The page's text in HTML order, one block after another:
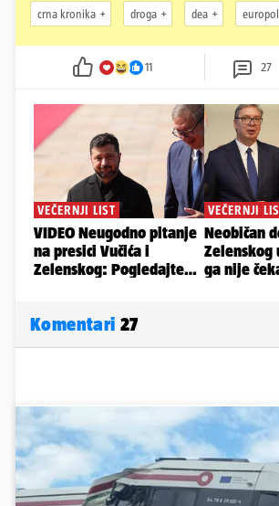
crna kronika droga dea europol
11 27
Komentari 27